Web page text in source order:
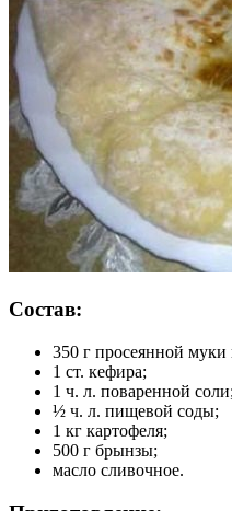
Состав:
350 г просеянной
1 ст. кефира;
1 ч. л. поваренной соли;
½ ч. л. пищевой соды;
1 кг картофеля;
500 г брынзы;
масло сливочное.